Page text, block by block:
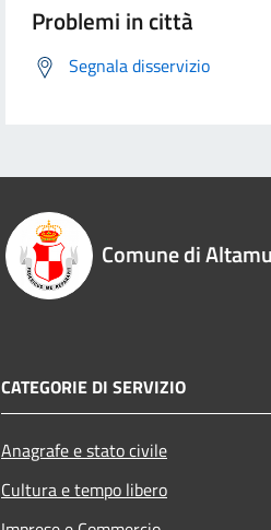
Problemi in città
Segnala disservizio
Comune di
CATEGORIE DI SERVIZIO
Anagrafe e stato civile
Cultura e tempo libero